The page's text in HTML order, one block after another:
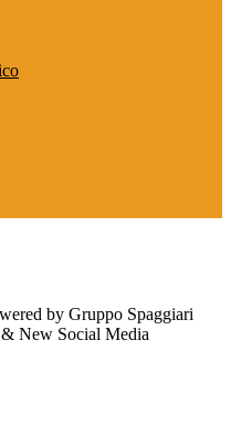
by Gruppo Spaggiari
New Social Media